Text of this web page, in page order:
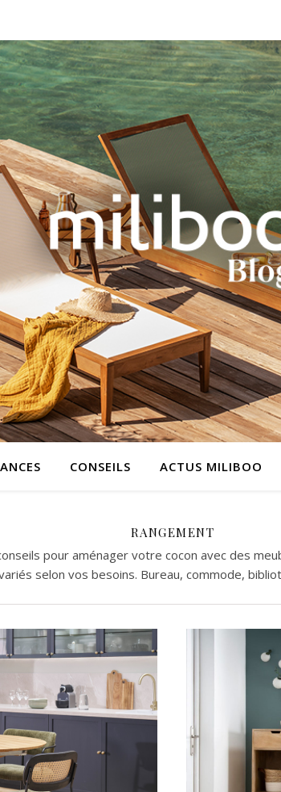
CONSEILS ACTUS MILIBOO
RANGEMENT
pour aménager votre cocon avec des
selon vos besoins. Bureau, commode,